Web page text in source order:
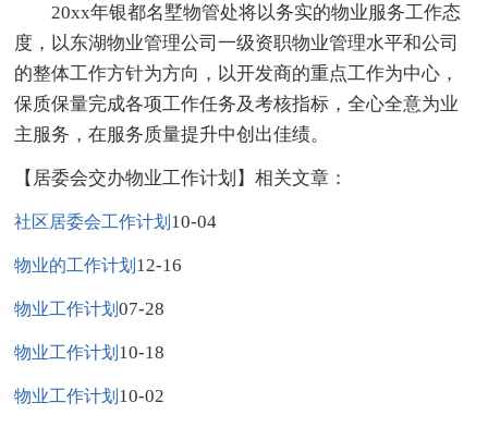
20xx年银都名墅物管处将以务实的物业服务工作态
度，以东湖物业管理公司一级资职物业管理水平和公司
的整体工作方针为方向，以开发商的重点工作为中心，
保质保量完成各项工作任务及考核指标，全心全意为业
主服务，在服务质量提升中创出佳绩。
【居委会交办物业工作计划】相关文章：
社区居委会工作计划 10-04
物业的工作计划 12-16
物业工作计划07-28
物业工作计划 10-18
物业工作计划 10-02